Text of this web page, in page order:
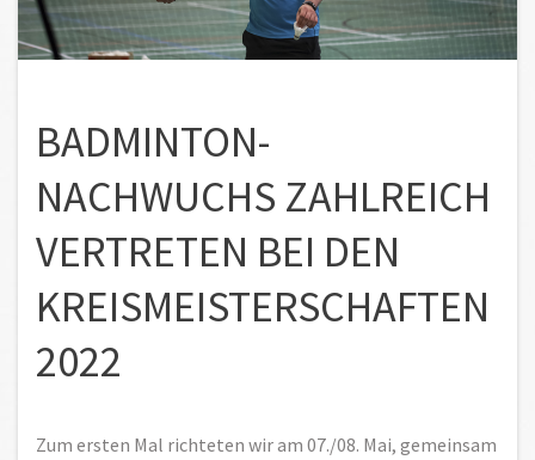
BADMINTON-
NACHWUCHS ZAHLREICH
VERTRETEN BEI DEN
KREISMEISTERSCHAFTEN
2022
Zum ersten Mal richteten wir am 07./08. Mai, gemeinsam